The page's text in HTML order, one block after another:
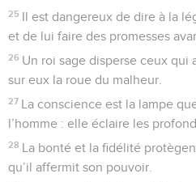
25 Il est dangereux de dire à la
et de lui faire des promesses
26 Un roi sage disperse ceux qui
sur eux la roue du malheur.
27 La conscience est la lampe
l’homme : elle éclaire les
28 La bonté et la fidélité
qu’il affermit son pouvoir.